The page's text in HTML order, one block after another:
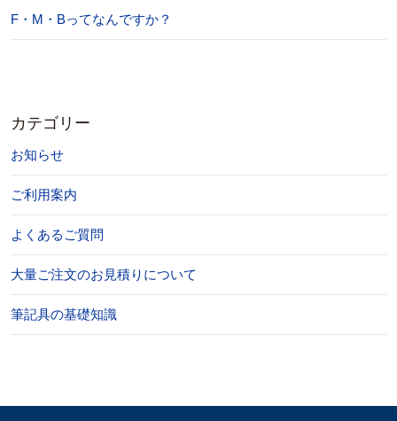
F・M・Bってなんですか？
カテゴリー
お知らせ
ご利用案内
よくあるご質問
大量ご注文のお見積りについて
筆記具の基礎知識